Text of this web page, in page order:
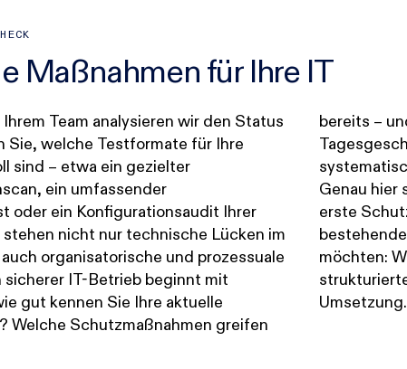
Maßnahmen für Ihre IT
Team analysieren wir den Status
Sie, welche Testformate für Ihre
sind – etwa ein gezielter
ein umfassender
oder ein Konfigurationsaudit Ihrer
stehen nicht nur technische Lücken im
organisatorische und prozessuale
sicherer IT-Betrieb beginnt mit
gut kennen Sie Ihre aktuelle
Welche Schutzmaßnahmen greifen
schlummern unerkannte Risiken? Im
bleibt oft wenig Raum für die
der eigenen Cyberabwehr.
Check an. Ob Sie
etablieren oder ein
weiterentwickeln
begleiten Sie mit einem klar
– vom Bedarf bis zur
Umsetzung.